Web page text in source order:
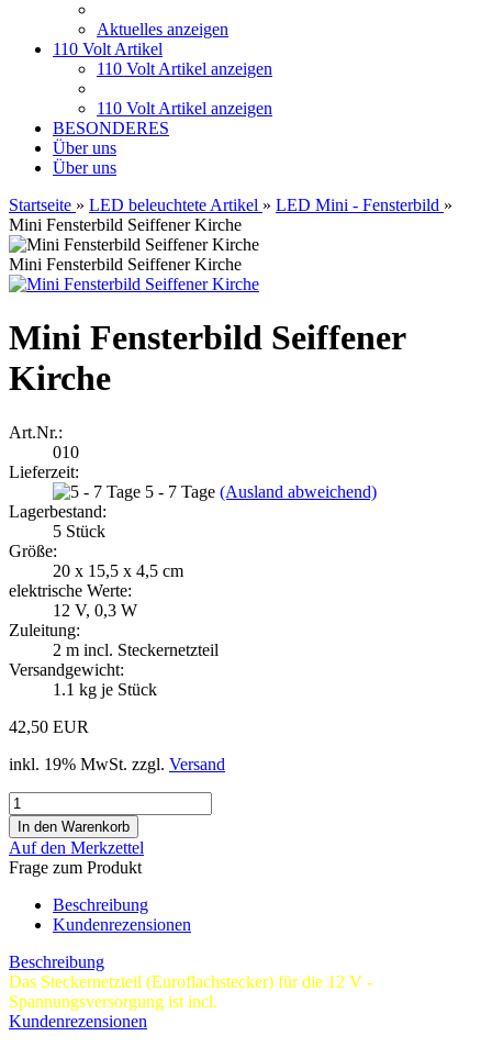
Aktuelles anzeigen
110 Volt Artikel
110 Volt Artikel anzeigen
110 Volt Artikel anzeigen
BESONDERES
Über uns
Über uns
Startseite » LED beleuchtete Artikel » LED Mini - Fensterbild »
Mini Fensterbild Seiffener Kirche
Mini Fensterbild Seiffener Kirche
Mini Fensterbild Seiffener
Kirche
Art.Nr.:
010
Lieferzeit:
5 - 7 Tage (Ausland abweichend)
Lagerbestand:
5 Stück
Größe:
20 x 15,5 x 4,5 cm
elektrische Werte:
12 V, 0,3 W
Zuleitung:
2 m incl. Steckernetzteil
Versandgewicht:
1.1 kg je Stück
42,50 EUR
inkl. 19% MwSt. zzgl. Versand
Auf den Merkzettel
Frage zum Produkt
Beschreibung
Kundenrezensionen
Beschreibung
Das Steckernetzteil (Euroflachstecker) für die 12 V -
Spannungsversorgung ist incl.
Kundenrezensionen